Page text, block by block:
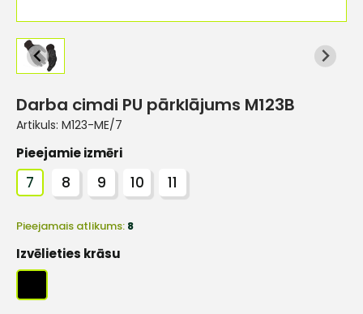
Darba cimdi PU pārklājums M123B
Artikuls: M123-ME/7
Pieejamie izmēri
7 8 9 10 11
Pieejamais atlikums: 8
Izvēlieties krāsu